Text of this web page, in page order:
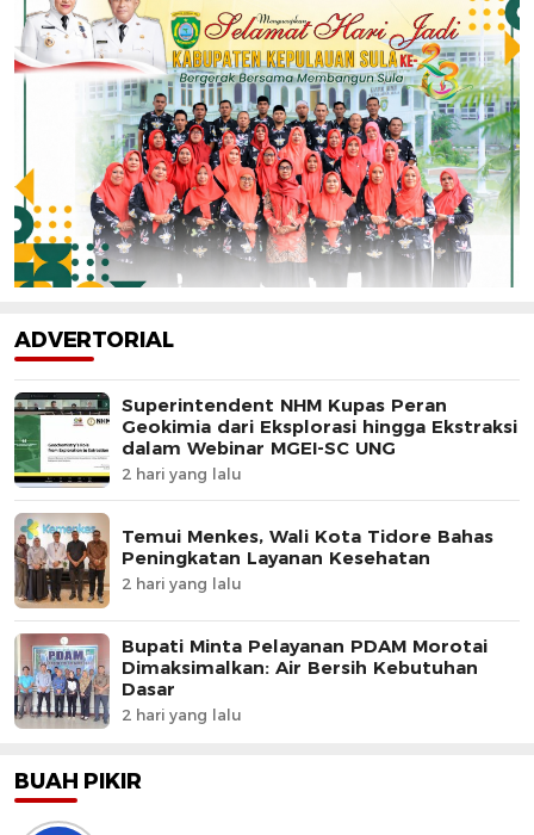
ADVERTORIAL
Superintendent NHM Kupas Peran
Geokimia dari Eksplorasi hingga Ekstraksi
dalam Webinar MGEI-SC UNG
2 hari yang lalu
Temui Menkes, Wali Kota Tidore Bahas
Peningkatan Layanan Kesehatan
2 hari yang lalu
Bupati Minta Pelayanan PDAM Morotai
Dimaksimalkan: Air Bersih Kebutuhan
Dasar
2 hari yang lalu
BUAH PIKIR